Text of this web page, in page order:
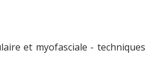
et myofasciale - techniques